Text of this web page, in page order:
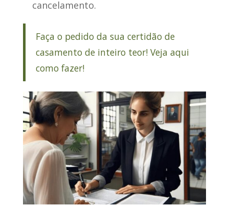
cancelamento.
Faça o pedido da sua certidão de
casamento de inteiro teor! Veja aqui
como fazer!